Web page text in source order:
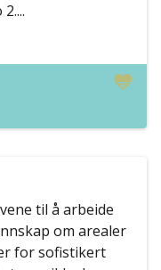
til å arbeide
om arealer
for sofistikert